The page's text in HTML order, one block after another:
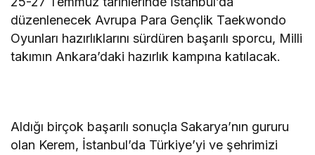
düzenlenecek Avrupa Para Gençlik Taekwondo
Oyunları hazırlıklarını sürdüren başarılı sporcu, Milli
takımın Ankara’daki hazırlık kampına katılacak.
Aldığı birçok başarılı sonuçla Sakarya’nın gururu
olan Kerem, İstanbul’da Türkiye’yi ve şehrimizi